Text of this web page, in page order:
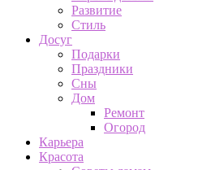
Развитие
Стиль
Досуг
Подарки
Праздники
Сны
Дом
Ремонт
Огород
Карьера
Красота